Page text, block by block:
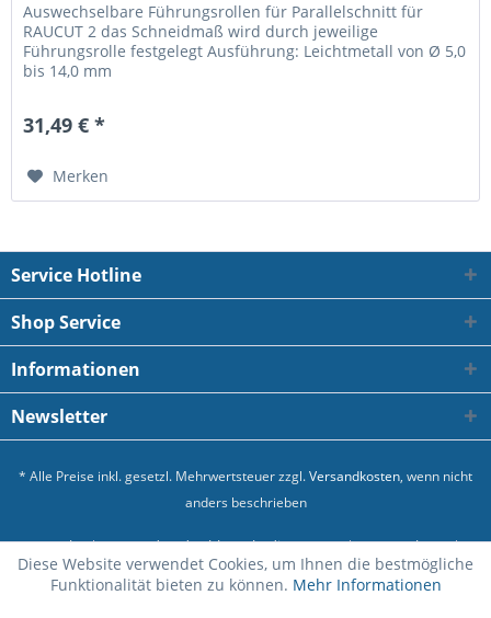
Auswechselbare Führungsrollen für Parallelschnitt für
RAUCUT 2 das Schneidmaß wird durch jeweilige
Führungsrolle festgelegt Ausführung: Leichtmetall von Ø 5,0
bis 14,0 mm
31,49 € *
Merken
Service Hotline
Shop Service
Informationen
Newsletter
* Alle Preise inkl. gesetzl. Mehrwertsteuer zzgl.Versandkosten, wenn nicht
anders beschrieben
Kontakt Versand und Zahlungsbedingungen
Datenschutz
Allgemeine Geschäftsbedingungen
Impressum
Diese Website verwendet Cookies, um Ihnen die bestmögliche
Funktionalität bieten zu können. Mehr Informationen